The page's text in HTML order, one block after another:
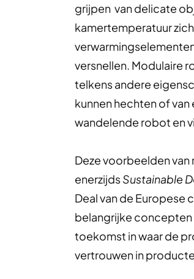
grijpen van delicate
kamertemperatuur
versnellen. Modulaire
telkens andere
kunnen hechten of
wandelende robot en
Deze voorbeelden
enerzijdsSustainable
Deal van de Europese
belangrijke concepten
toekomst in waar de
vertrouwen in